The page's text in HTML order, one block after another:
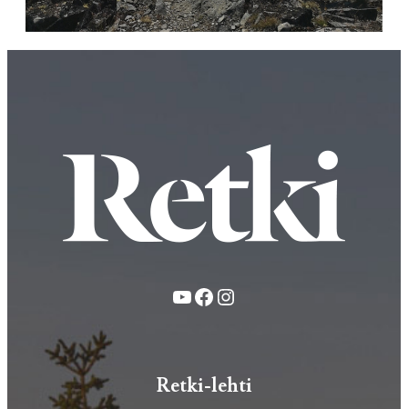
YouTube
FacebookInstagram
Retki-lehti